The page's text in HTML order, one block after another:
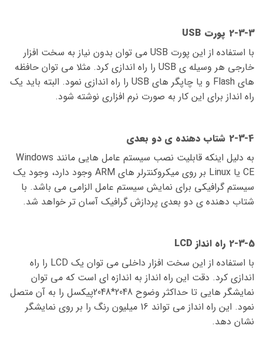
2-3-3 پورت USB
با استفاده از این پورت USB می توان بدون نیاز به سخت افزار
خارجی هر وسیله ی USB را راه اندازی کرد. مثلا می توان حافظه
های Flash و یا چاپگر های USB را راه اندازی نمود. البته باید یک
راه انداز برای این کار به صورت نرم افزاری نوشته شود.
2-3-4 شتاب دهنده ی دو بعدی
به دلیل اینکه قابلیت نصب سیستم عامل هایی مانند Windows
CE یا Linux بر روی میکروکنترلر های ARM وجود دارد، وجود یک
سیستم گرافیکی برای نمایش سیستم عامل الزامی می باشد. با
شتاب دهنده ی دو بعدی پردازش گرافیک آسان تر خواهد شد.
2-3-5 راه انداز LCD
با استفاده از این سخت افزار داخلی می توان یک LCD را راه
اندازی کرد. دقت این راه انداز به اندازه ای است که می توان
نمایشگر هایی تا حداکثر وضوح 2048*2048پیکسل را به آن متصل
نمود. این راه انداز می تواند 16 میلیون رنگ را بر روی نمایشگر
نشان دهد.